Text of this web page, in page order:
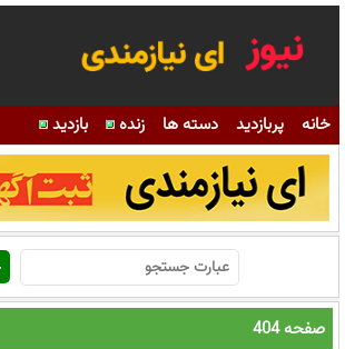
خانه پربازدید دسته ها زنده بازدید
صفحه 404